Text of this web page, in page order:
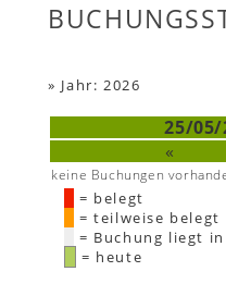
» Jahr: 2026
25/05/
«
keine Buchungen
= belegt
= teilweise belegt
= Buchung liegt
= heute